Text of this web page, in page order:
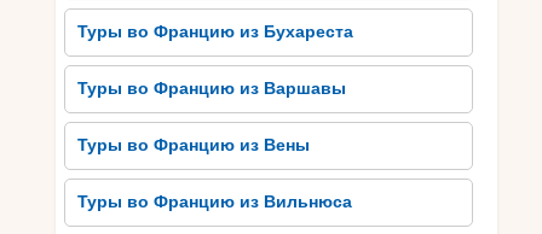
поближе познакомиться с городом, стоит
прогуляться по его улочкам и площадям.
Большая площадь Капитол – одно из самых
достопримечательностей, где можно
насладиться красотой архитектурных
сооружений и провести время на уютных
террасах кафе.
Также стоит посетить Музей Авангардного
Туры во Францию ​​из Бухареста
Туры во Францию ​​из Варшавы
Туры во Францию ​​из Вены
Туры во Францию ​​из Вильнюса